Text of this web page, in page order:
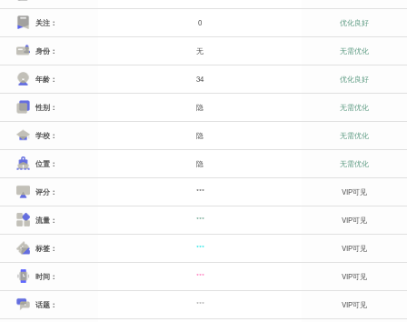
关注： 0 优化良好
身份： 无 无需优化
年龄： 34 优化良好
性别： 隐 无需优化
学校： 隐 无需优化
位置： 隐 无需优化
评分： *** VIP可见
流量： *** VIP可见
标签： *** VIP可见
时间： *** VIP可见
话题： *** VIP可见